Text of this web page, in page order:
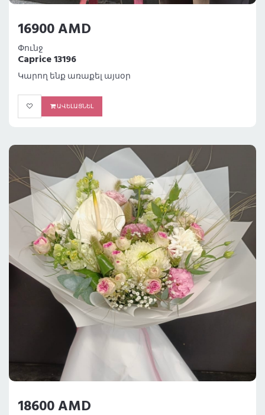
16900 AMD
Փունջ
Caprice 13196
Կարող ենք առաքել այսօր
ԱՎԵԼԱՑՆԵԼ
18600 AMD